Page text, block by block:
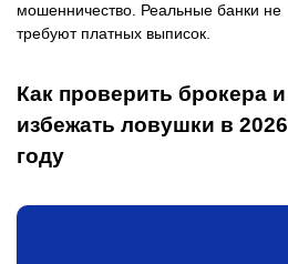
мошенничество. Реальные банки не
требуют платных выписок.
Как проверить брокера и
избежать ловушки в 2026
году